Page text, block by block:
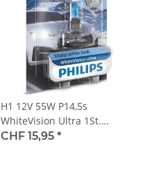
H1 12V 55W P14,5s
WhiteVision Ultra 1St.
Philips
CHF 15,95 *